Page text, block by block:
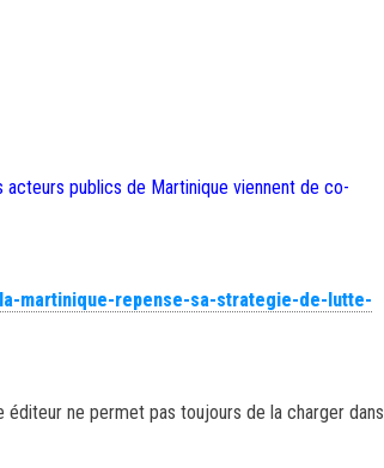
acteurs publics de Martinique viennent de co-
martinique-repense-sa-strategie-de-lutte-
éditeur ne permet pas toujours de la charger dans